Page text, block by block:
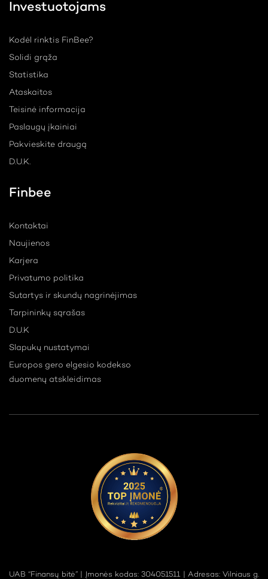
Investuotojams
Kodėl rinktis FinBee?
Solidi grąža
Statistika
Ataskaitos
Teisinė informacija
Paslaugų įkainiai
Pakvieskite draugą
D.U.K.
Finbee
Kontaktai
Naujienos
Karjera
Privatumo politika
Sutartys ir skundų nagrinėjimas
Tarpininkų sąrašas
D.U.K
Slapukų nustatymai
Europos gero elgesio kodekso
duomenų atskleidimas
UAB “Finansų bitė” | Įmonės kodas: 304051511 | Adresas: Vilniaus g.